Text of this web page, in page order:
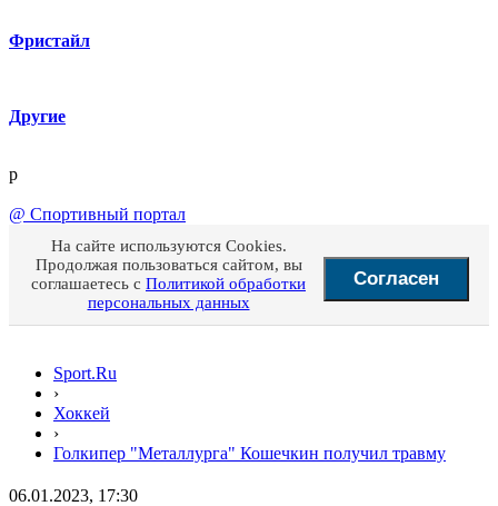
Фристайл
Другие
p
@ Спортивный портал
На сайте используются Cookies.
Продолжая пользоваться сайтом, вы
соглашаетесь с Политикой обработки
персональных данных
Согласен
Sport.Ru
›
Хоккей
›
Голкипер "Металлурга" Кошечкин получил травму
06.01.2023, 17:30